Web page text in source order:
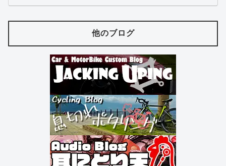
他のブログ